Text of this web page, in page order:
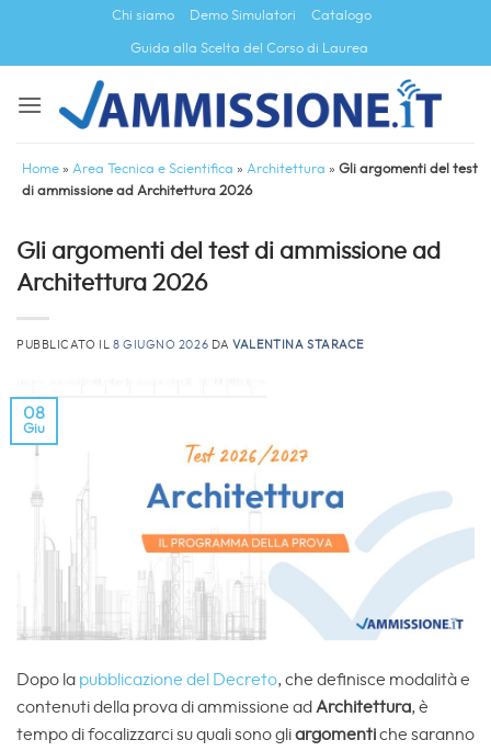
contenuti
Chi siamo Demo Simulatori Catalogo
Guida alla Scelta del Corso di Laurea
Home » Area Tecnica e Scientifica » Architettura » Gli argomenti del test
di ammissione ad Architettura 2026
Gli argomenti del test di ammissione ad
Architettura 2026
PUBBLICATO IL 8 GIUGNO 2026 DAVALENTINA STARACE
08
Giu
Dopo la pubblicazione del Decreto, che definisce modalità e
contenuti della prova di ammissione ad Architettura, è
tempo di focalizzarci su quali sono gliargomentiche saranno